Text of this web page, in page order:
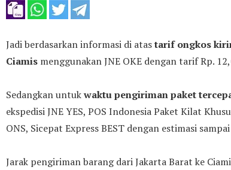
Jadi berdasarkan informasi di atastarif ongkos
Ciamis menggunakan JNE OKE dengan tarif Rp.
Sedangkan untukwaktu pengiriman paket
ekspedisi JNE YES, POS Indonesia Paket Kilat
ONS, Sicepat Express BEST dengan estimasi
Jarak pengiriman barang dari Jakarta Barat ke